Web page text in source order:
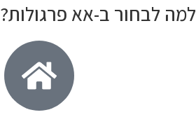
למה לבחור ב-אא פרגולות?